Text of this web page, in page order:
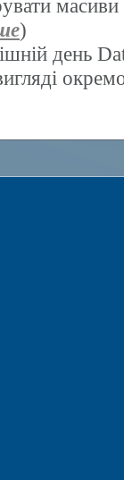
масиви
)
день